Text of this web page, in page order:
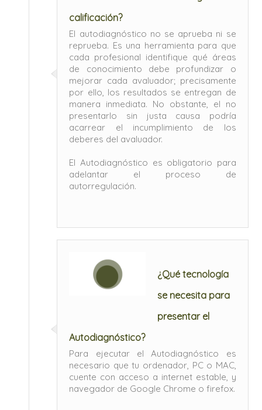
calificación?
El autodiagnóstico no se aprueba ni se
reprueba. Es una herramienta para que
cada profesional identifique qué áreas
de conocimiento debe profundizar o
mejorar cada avaluador; precisamente
por ello, los resultados se entregan de
manera inmediata. No obstante, el no
presentarlo sin justa causa podría
acarrear el incumplimiento de los
deberes del avaluador.
El Autodiagnóstico es obligatorio para
adelantar el proceso de
autorregulación.
¿Qué tecnología
se necesita para
presentar el
Autodiagnóstico?
Para ejecutar el Autodiagnóstico es
necesario que tu ordenador, PC o MAC,
cuente con acceso a internet estable, y
navegador de Google Chrome o firefox.